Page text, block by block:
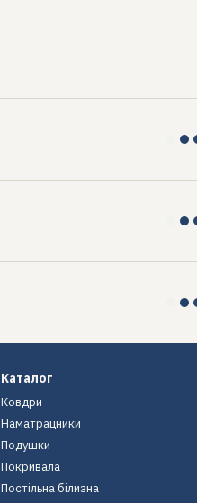
Каталог
Ковдри
Наматрацники
Подушки
Покривала
Постільна білизна